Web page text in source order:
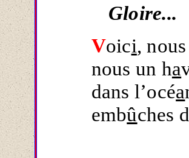
Gloire...
Voici,
nous un ha
dans l’océa
embûches